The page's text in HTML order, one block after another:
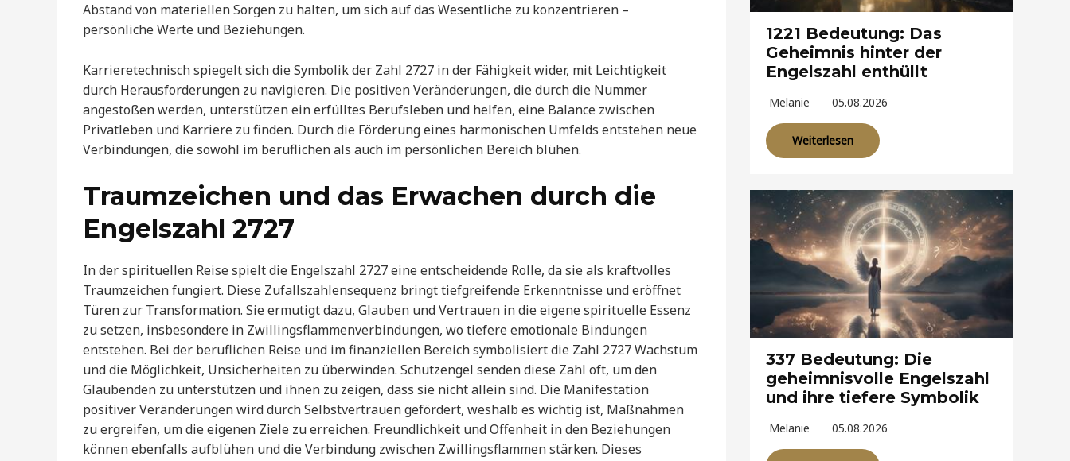
Abstand von materiellen Sorgen zu halten, um sich auf das Wesentliche zu konzentrieren –
persönliche Werte und Beziehungen.
Karrieretechnisch spiegelt sich die Symbolik der Zahl 2727 in der Fähigkeit wider, mit Leichtigkeit
durch Herausforderungen zu navigieren. Die positiven Veränderungen, die durch die Nummer
angestoßen werden, unterstützen ein erfülltes Berufsleben und helfen, eine Balance zwischen
Privatleben und Karriere zu finden. Durch die Förderung eines harmonischen Umfelds entstehen neue
Verbindungen, die sowohl im beruflichen als auch im persönlichen Bereich blühen.
Traumzeichen und das Erwachen durch die
Engelszahl 2727
In der spirituellen Reise spielt die Engelszahl 2727 eine entscheidende Rolle, da sie als kraftvolles
Traumzeichen fungiert. Diese Zufallszahlensequenz bringt tiefgreifende Erkenntnisse und eröffnet
Türen zur Transformation. Sie ermutigt dazu, Glauben und Vertrauen in die eigene spirituelle Essenz
zu setzen, insbesondere in Zwillingsflammenverbindungen, wo tiefere emotionale Bindungen
entstehen. Bei der beruflichen Reise und im finanziellen Bereich symbolisiert die Zahl 2727 Wachstum
und die Möglichkeit, Unsicherheiten zu überwinden. Schutzengel senden diese Zahl oft, um den
Glaubenden zu unterstützen und ihnen zu zeigen, dass sie nicht allein sind. Die Manifestation
positiver Veränderungen wird durch Selbstvertrauen gefördert, weshalb es wichtig ist, Maßnahmen
zu ergreifen, um die eigenen Ziele zu erreichen. Freundlichkeit und Offenheit in den Beziehungen
können ebenfalls aufblühen und die Verbindung zwischen Zwillingsflammen stärken. Dieses
1221 Bedeutung: Das
Geheimnis hinter der
Engelszahl enthüllt
Melanie 05.08.2026
Weiterlesen
337 Bedeutung: Die
geheimnisvolle Engelszahl
und ihre tiefere Symbolik
Melanie 05.08.2026